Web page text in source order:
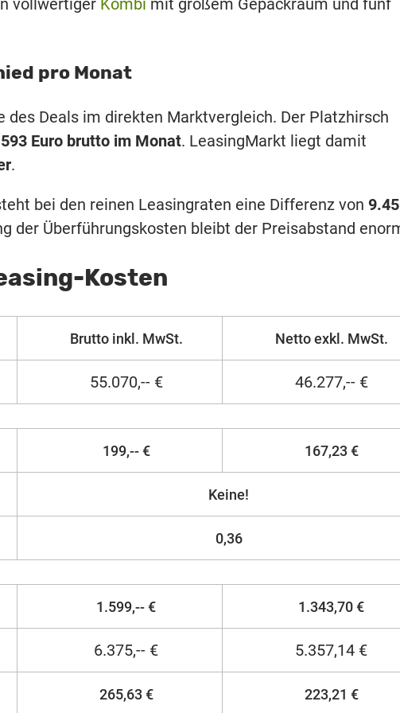
vollwertiger Kombi mit großem Gepäckraum und fünf
pro Monat
des Deals im direkten Marktvergleich. Der Platzhirsch
593 Euro brutto im Monat. LeasingMarkt liegt damit
.
bei den reinen Leasingraten eine Differenz von
der Überführungskosten bleibt der Preisabstand
Kosten
Brutto inkl. MwSt. Netto exkl. MwSt.
55.070,-- € 46.277,-- €
199,-- € 167,23 €
Keine!
0,36
1.599,-- € 1.343,70 €
6.375,-- € 5.357,14 €
265,63 € 223,21 €